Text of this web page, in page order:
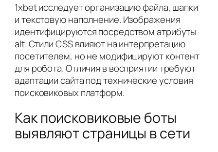
1xbet исследует организацию файла, шапки
и текстовую наполнение. Изображения
идентифицируются посредством атрибуты
alt. Стили CSS влияют на интерпретацию
посетителем, но не модифицируют контент
для робота. Отличия в восприятии требуют
адаптации сайта под технические условия
поисковиковых платформ.
Как поисковиковые боты
выявляют страницы в сети